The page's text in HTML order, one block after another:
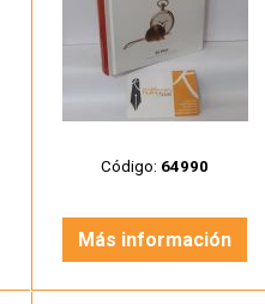
Código: 64990
Más información